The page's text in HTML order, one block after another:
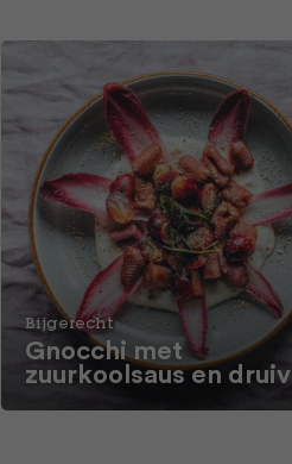
Bijgerecht
Gnocchi met
zuurkoolsaus en